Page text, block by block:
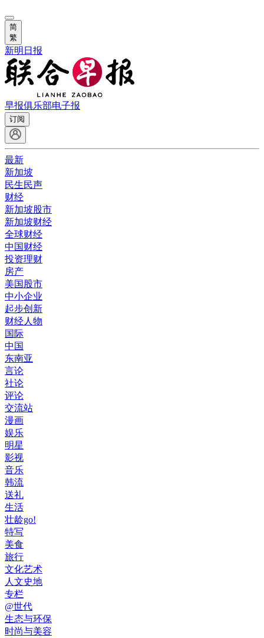
简
繁
新明日报
早报俱乐部电子报
订阅
最新
新加坡
民生民声
财经
新加坡股市
新加坡财经
全球财经
中国财经
投资理财
房产
美国股市
中小企业
起步创新
财经人物
国际
中国
东南亚
言论
社论
评论
交流站
漫画
娱乐
明星
影视
音乐
韩流
送礼
生活
壮龄go!
特写
美食
旅行
文化艺术
人文史地
专栏
@世代
生态与环保
时尚与美容